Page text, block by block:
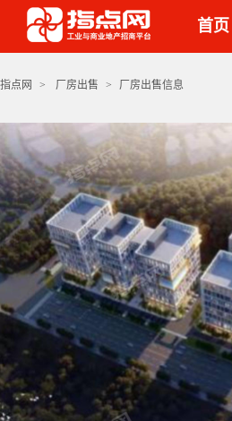
首页
指点网 > 厂房出售 > 厂房出售信息